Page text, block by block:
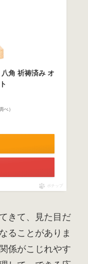
八角 祈祷済み オ
）
ポチップ
きて、見た目だ
ることがありま
係がこじれやす